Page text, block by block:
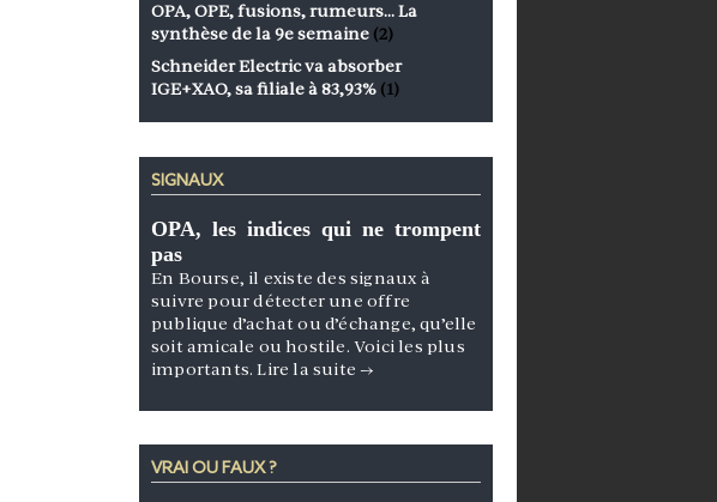
OPA, OPE, fusions, rumeurs… La
synthèse de la 9e semaine (2)
Schneider Electric va absorber
IGE+XAO, sa filiale à 83,93% (1)
SIGNAUX
OPA, les indices qui ne trompent
pas
En Bourse, il existe des signaux à
suivre pour détecter une offre
publique d’achat ou d’échange, qu’elle
soit amicale ou hostile. Voici les plus
importants.Lire la suite →
VRAI OU FAUX ?